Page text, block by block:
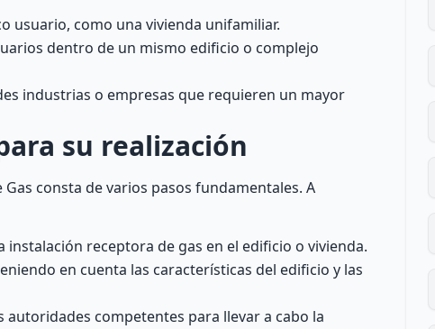
usuario, como una vivienda unifamiliar.
dentro de un mismo edificio o complejo
industrias o empresas que requieren un mayor
su realización
consta de varios pasos fundamentales. A
instalación receptora de gas en el edificio o vivienda.
en cuenta las características del edificio y las
competentes para llevar a cabo la